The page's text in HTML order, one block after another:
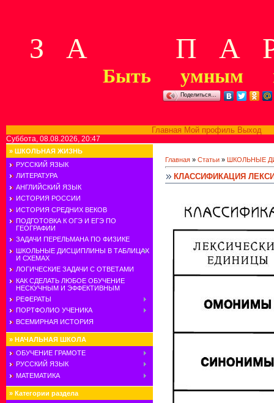
З А П А Р
Быть умным
Поделиться…
Главная Мой профиль Выход
Суббота, 08.08.2026, 20:47
» ШКОЛЬНАЯ ЖИЗНЬ
РУССКИЙ ЯЗЫК
ЛИТЕРАТУРА
АНГЛИЙСКИЙ ЯЗЫК
ИСТОРИЯ РОССИИ
ИСТОРИЯ СРЕДНИХ ВЕКОВ
ПОДГОТОВКА К ОГЭ И ЕГЭ ПО
ГЕОГРАФИИ
ЗАДАЧИ ПЕРЕЛЬМАНА ПО ФИЗИКЕ
ШКОЛЬНЫЕ ДИСЦИПЛИНЫ В ТАБЛИЦАХ
И СХЕМАХ
ЛОГИЧЕСКИЕ ЗАДАЧИ С ОТВЕТАМИ
КАК СДЕЛАТЬ ЛЮБОЕ ОБУЧЕНИЕ
НЕСКУЧНЫМ И ЭФФЕКТИВНЫМ
РЕФЕРАТЫ
ПОРТФОЛИО УЧЕНИКА
ВСЕМИРНАЯ ИСТОРИЯ
» НАЧАЛЬНАЯ ШКОЛА
ОБУЧЕНИЕ ГРАМОТЕ
РУССКИЙ ЯЗЫК
МАТЕМАТИКА
» Категории раздела
Главная » Статьи » ШКОЛЬНЫЕ
КЛАССИФИКАЦИЯ